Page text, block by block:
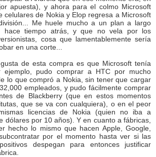
apuesta), y ahora para el colmo Microsoft
celulares de Nokia y Elop regresa a Microsoft
Me huele mucho a un plan a largo
hace tiempo atrás, y que no vela por los
cosa que lamentablemente sería
en una corte...
de esta compra es que Microsoft tenía
ejemplo, pudo comprar a HTC por mucho
lo que compró a Nokia, sin tener que cargar
empleados, y pudo fácilmente comprar
de Blackberry (que en estos momentos
que se va con cualquiera), o en el peor
licencias de Nokia (quien no iba a
dólares por 10 años). Y en cuanto a fábricas,
hecho lo mismo que hacen Apple, Google,
por el momento hasta ver si las
despegan para entonces justificar